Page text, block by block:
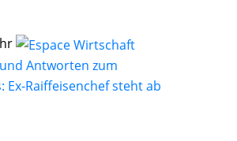
Antworten zum
Ex-Raiffeisenchef steht ab